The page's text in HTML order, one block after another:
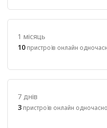
1 місяць
10 пристроїв онлайн
7 днів
3 пристроїв онлайн одночасно